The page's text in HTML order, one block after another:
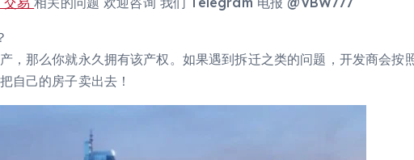
，那么你就永久拥有该产权。如果遇到拆迁之类的问题，开发商会按
自己的房子卖出去！